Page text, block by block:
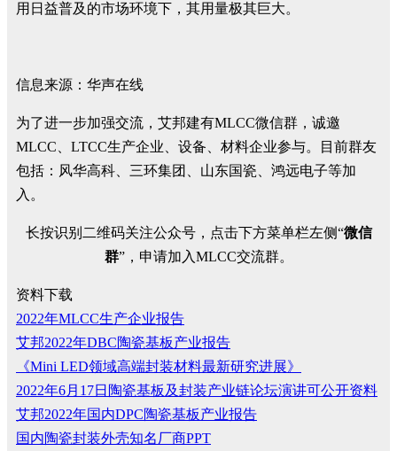
用日益普及的市场环境下，其用量极其巨大。
信息来源：华声在线
为了进一步加强交流，艾邦建有MLCC微信群，诚邀
MLCC、LTCC生产企业、设备、材料企业参与。目前群友
包括：风华高科、三环集团、山东国瓷、鸿远电子等加
入。
长按识别二维码关注公众号，点击下方菜单栏左侧“微信
群”，申请加入MLCC交流群。
资料下载
2022年MLCC生产企业报告
艾邦2022年DBC陶瓷基板产业报告
《Mini LED领域高端封装材料最新研究进展》
2022年6月17日陶瓷基板及封装产业链论坛演讲可公开资料
艾邦2022年国内DPC陶瓷基板产业报告
国内陶瓷封装外壳知名厂商PPT